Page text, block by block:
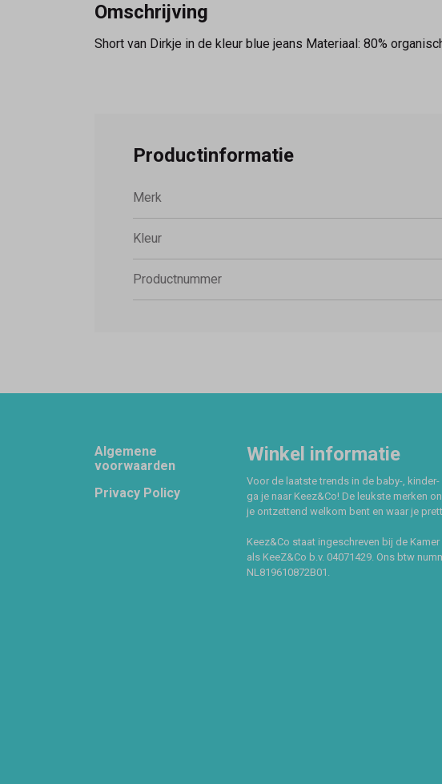
Omschrijving
Short van Dirkje in de kleur blue jeans Materiaal: 80%
Productinformatie
Merk
Kleur
Productnummer
Footer
Algemene
voorwaarden
Privacy Policy
Winkel informatie
Voor de laatste trends in de baby-,
ga je naar Keez&Co! De leukste merken
je ontzettend welkom bent en waar je
Keez&Co staat ingeschreven bij de
als KeeZ&Co b.v. 04071429. Ons btw
NL819610872B01.